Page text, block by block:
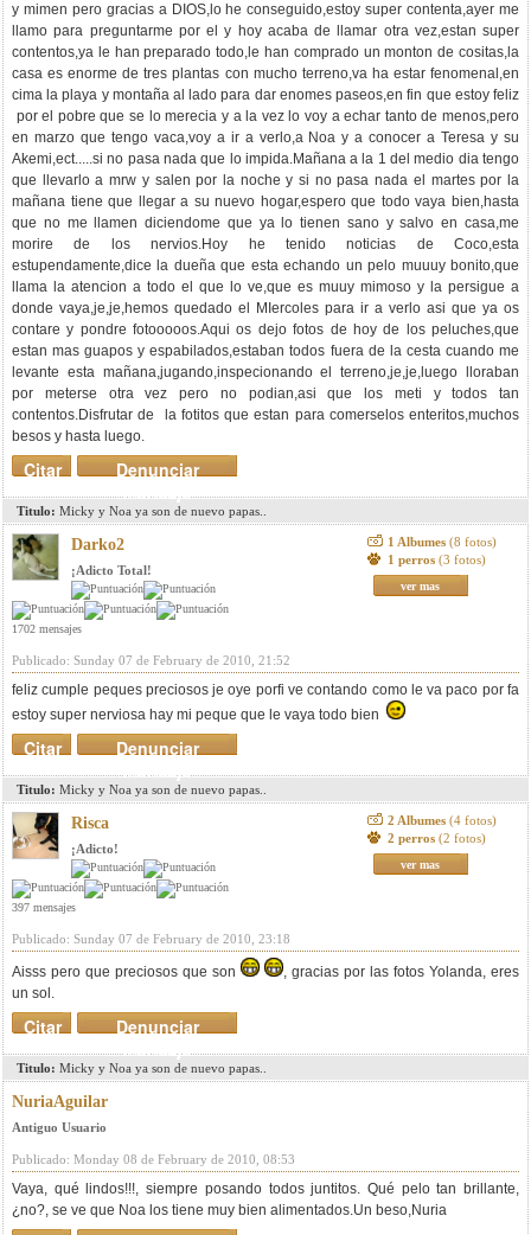
y mimen pero gracias a DIOS,lo he conseguido,estoy super contenta,ayer me
llamo para preguntarme por el y hoy acaba de llamar otra vez,estan super
contentos,ya le han preparado todo,le han comprado un monton de cositas,la
casa es enorme de tres plantas con mucho terreno,va ha estar fenomenal,en
cima la playa y montaña al lado para dar enomes paseos,en fin que estoy feliz
por el pobre que se lo merecia y a la vez lo voy a echar tanto de menos,pero
en marzo que tengo vaca,voy a ir a verlo,a Noa y a conocer a Teresa y su
Akemi,ect.....si no pasa nada que lo impida.Mañana a la 1 del medio dia tengo
que llevarlo a mrw y salen por la noche y si no pasa nada el martes por la
mañana tiene que llegar a su nuevo hogar,espero que todo vaya bien,hasta
que no me llamen diciendome que ya lo tienen sano y salvo en casa,me
morire de los nervios.Hoy he tenido noticias de Coco,esta
estupendamente,dice la dueña que esta echando un pelo muuuy bonito,que
llama la atencion a todo el que lo ve,que es muuy mimoso y la persigue a
donde vaya,je,je,hemos quedado el MIercoles para ir a verlo asi que ya os
contare y pondre fotooooos.Aqui os dejo fotos de hoy de los peluches,que
estan mas guapos y espabilados,estaban todos fuera de la cesta cuando me
levante esta mañana,jugando,inspecionando el terreno,je,je,luego lloraban
por meterse otra vez pero no podian,asi que los meti y todos tan
contentos.Disfrutar de la fotitos que estan para comerselos enteritos,muchos
besos y hasta luego.
Denunciar
mensaje
Citar
Titulo: Micky y Noa ya son de nuevo papas..
Darko2
¡Adicto Total!
1702 mensajes
1 Albumes (8 fotos)
1 perros (3 fotos)
ver mas
Publicado: Sunday 07 de February de 2010, 21:52
feliz cumple peques preciosos je oye porfi ve contando como le va paco por fa
estoy super nerviosa hay mi peque que le vaya todo bien
Denunciar
mensaje
Citar
Titulo: Micky y Noa ya son de nuevo papas..
Risca
¡Adicto!
397 mensajes
2 Albumes (4 fotos)
2 perros (2 fotos)
ver mas
Publicado: Sunday 07 de February de 2010, 23:18
Aisss pero que preciosos que son
, gracias por las fotos Yolanda, eres
un sol.
Denunciar
mensaje
Citar
Titulo: Micky y Noa ya son de nuevo papas..
NuriaAguilar
Antiguo Usuario
Publicado: Monday 08 de February de 2010, 08:53
Vaya, qué lindos!!!, siempre posando todos juntitos. Qué pelo tan brillante,
¿no?, se ve que Noa los tiene muy bien alimentados.Un beso,Nuria